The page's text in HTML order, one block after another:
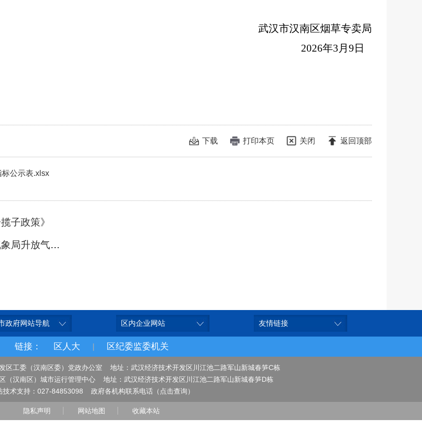
武汉市汉南区烟草专卖局
2026年3月 9 日
下载 打印本页 关闭 返回顶部
公示表.xlsx
子政策》
下一篇： 武汉经济技术开发区（汉南区）气象局升放气球安全管理通告
政府网站导航 区内企业网站 友情链接
链接： 区人大 区纪委监委机关
区工委（汉南区委）党政办公室 地址：武汉经济技术开发区川江池二路军山新城春笋C栋
（汉南区）城市运行管理中心 地址：武汉经济技术开发区川江池二路军山新城春笋D栋
技术支持：027-84853098 政府各机构联系电话（点击查询）
隐私声明 网站地图 收藏本站